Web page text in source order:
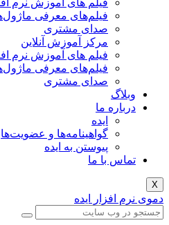
فیلم های آموزش نرم افزار
فیلم‌های معرفی ماژول‌های تکمیلی
صدای مشتری
مرکز آموزش آنلاین
فیلم های آموزش نرم افزار
فیلم‌های معرفی ماژول‌های تکمیلی
صدای مشتری
ما
گواهینامه‌ها و عضویت‌ها
پیوستن به ایده
با ما
ایده